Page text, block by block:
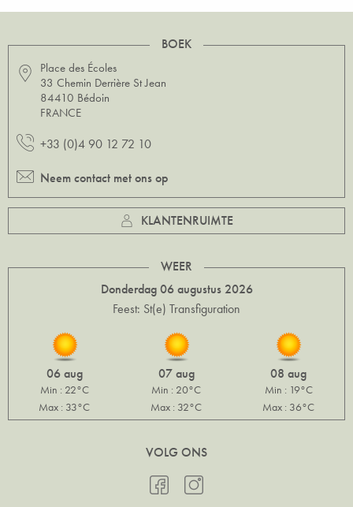
BOEK
Place des Écoles
33 Chemin Derrière St Jean
84410 Bédoin
FRANCE
+33 (0)4 90 12 72 10
Neem contact met ons op
KLANTENRUIMTE
WEER
Donderdag 06 augustus 2026
Feest: St(e) Transfiguration
06 aug
Min : 22°C
Max : 33°C
07 aug
Min : 20°C
Max : 32°C
08 aug
Min : 19°C
Max : 36°C
VOLG ONS